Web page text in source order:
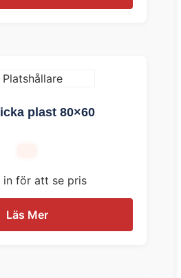
plast 80×60
in för att se pris
Läs Mer